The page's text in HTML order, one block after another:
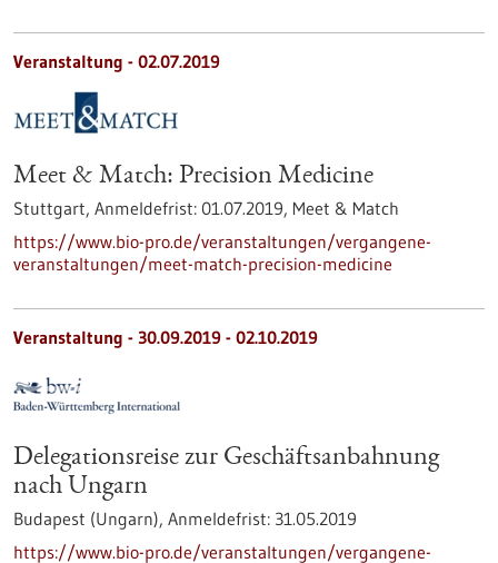
Veranstaltung - 02.07.2019
Meet & Match: Precision Medicine
Stuttgart, Anmeldefrist: 01.07.2019, Meet & Match
https://www.bio-pro.de/veranstaltungen/vergangene-
veranstaltungen/meet-match-precision-medicine
Veranstaltung - 30.09.2019 - 02.10.2019
Delegationsreise zur Geschäftsanbahnung
nach Ungarn
Budapest (Ungarn), Anmeldefrist: 31.05.2019
https://www.bio-pro.de/veranstaltungen/vergangene-